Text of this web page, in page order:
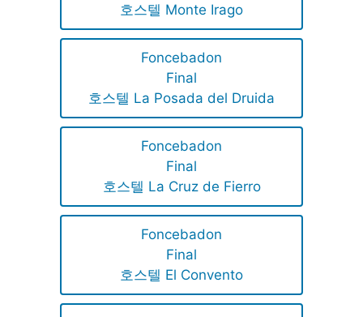
호스텔 Monte Irago
Foncebadon
Final
호스텔 La Posada del Druida
Foncebadon
Final
호스텔 La Cruz de Fierro
Foncebadon
Final
호스텔 El Convento